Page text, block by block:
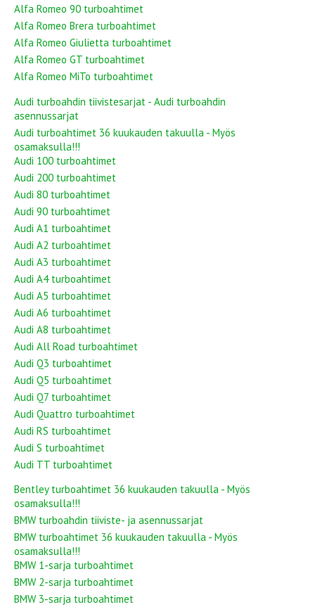
Alfa Romeo 90 turboahtimet
Alfa Romeo Brera turboahtimet
Alfa Romeo Giulietta turboahtimet
Alfa Romeo GT turboahtimet
Alfa Romeo MiTo turboahtimet
Audi turboahdin tiivistesarjat - Audi turboahdin
asennussarjat
Audi turboahtimet 36 kuukauden takuulla - Myös
osamaksulla!!!
Audi 100 turboahtimet
Audi 200 turboahtimet
Audi 80 turboahtimet
Audi 90 turboahtimet
Audi A1 turboahtimet
Audi A2 turboahtimet
Audi A3 turboahtimet
Audi A4 turboahtimet
Audi A5 turboahtimet
Audi A6 turboahtimet
Audi A8 turboahtimet
Audi All Road turboahtimet
Audi Q3 turboahtimet
Audi Q5 turboahtimet
Audi Q7 turboahtimet
Audi Quattro turboahtimet
Audi RS turboahtimet
Audi S turboahtimet
Audi TT turboahtimet
Bentley turboahtimet 36 kuukauden takuulla - Myös
osamaksulla!!!
BMW turboahdin tiiviste- ja asennussarjat
BMW turboahtimet 36 kuukauden takuulla - Myös
osamaksulla!!!
BMW 1-sarja turboahtimet
BMW 2-sarja turboahtimet
BMW 3-sarja turboahtimet